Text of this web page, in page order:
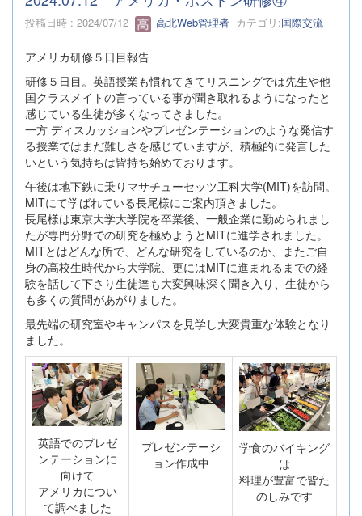
投稿日時 : 2024/07/12 高北Web管理者 カテゴリ:国際交流
アメリカ研修５日目報告
研修５日目。英語授業も慣れてきてリスニングでは先生や他
国クラスメイトの言っている事が聞き取れるようになったと
感じている生徒が多くなってきました。
一方 ディスカッションやプレゼンテーションのような発信す
る授業ではまだ難しさを感じていますが、積極的に発言した
いという気持ちは皆持ち始めております。
午後は地下鉄に乗りマサチューセッツ工科大学(MIT)を訪問。
MITにて学ばれている長尾様にご案内頂きました。
長尾様は東京大学大学院を卒業後、一般企業に勤められまし
たが専門分野での研究を極めようとMITに進学されました。
MITとはどんな所で、どんな研究をしているのか、またご自
身の高校生時代から大学院、更にはMITに進まれるまでの経
験を話して下さり生徒達も大変興味深く聞き入り、生徒から
も多くの質問があがりました。
最先端の研究室やキャンパスを見学し大変貴重な体験となり
ました。
英語でのプレゼ
ンテーションに
向けて
アメリカについ
て調べました
プレゼンテーシ
ョン作成中
学食のバイキング
は
料理が豊富で皆た
のしみです